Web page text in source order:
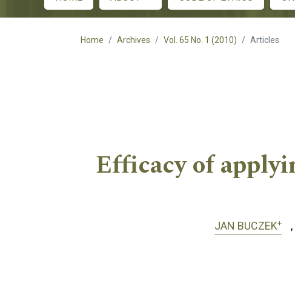
Main menu
Home Archives Vol. 65 No. 1 (2010) Articles
Efficacy of
JAN BUCZEK+